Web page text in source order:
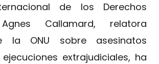
de los Derechos
Callamard, relatora
la ONU sobre asesinatos
extrajudiciales, ha